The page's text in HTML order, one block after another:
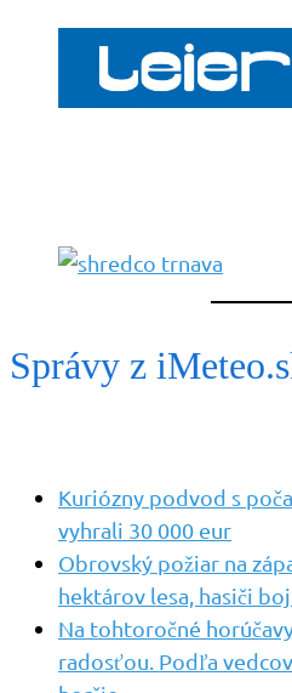
Správy z
Kuriózny podvod s
vyhrali 30 000 eur
Obrovský požiar na
hektárov lesa, hasiči
Na tohtoročné
radosťou. Podľa